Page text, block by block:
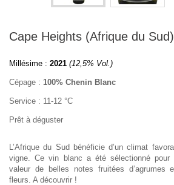
Cape Heights (Afrique du Sud)
Millésime : 2021 (12,5% Vol.)
Cépage : 100% Chenin Blanc
Service : 11-12 °C
Prêt à déguster
L’Afrique du Sud bénéficie d’un climat
vigne. Ce vin blanc a été sélectionné
valeur de belles notes fruitées d’agrumes
fleurs. A découvrir !